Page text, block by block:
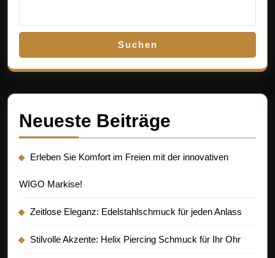
Suchen
Neueste Beiträge
Erleben Sie Komfort im Freien mit der innovativen
WIGO Markise!
Zeitlose Eleganz: Edelstahlschmuck für jeden Anlass
Stilvolle Akzente: Helix Piercing Schmuck für Ihr Ohr